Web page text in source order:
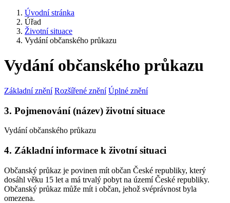
Úvodní stránka
Úřad
Životní situace
Vydání občanského průkazu
Vydání občanského průkazu
Základní znění Rozšířené znění Úplné znění
3. Pojmenování (název) životní situace
Vydání občanského průkazu
4. Základní informace k životní situaci
Občanský průkaz je povinen mít občan České republiky, který
dosáhl věku 15 let a má trvalý pobyt na území České republiky.
Občanský průkaz může mít i občan, jehož svéprávnost byla
omezena.